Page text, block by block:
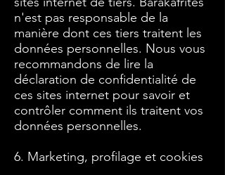
n'est pas responsable de la
manière dont ces tiers traitent les
données personnelles. Nous vous
recommandons de lire la
déclaration de confidentialité de
ces sites internet pour savoir et
contrôler comment ils traitent vos
données personnelles.
6. Marketing, profilage et cookies